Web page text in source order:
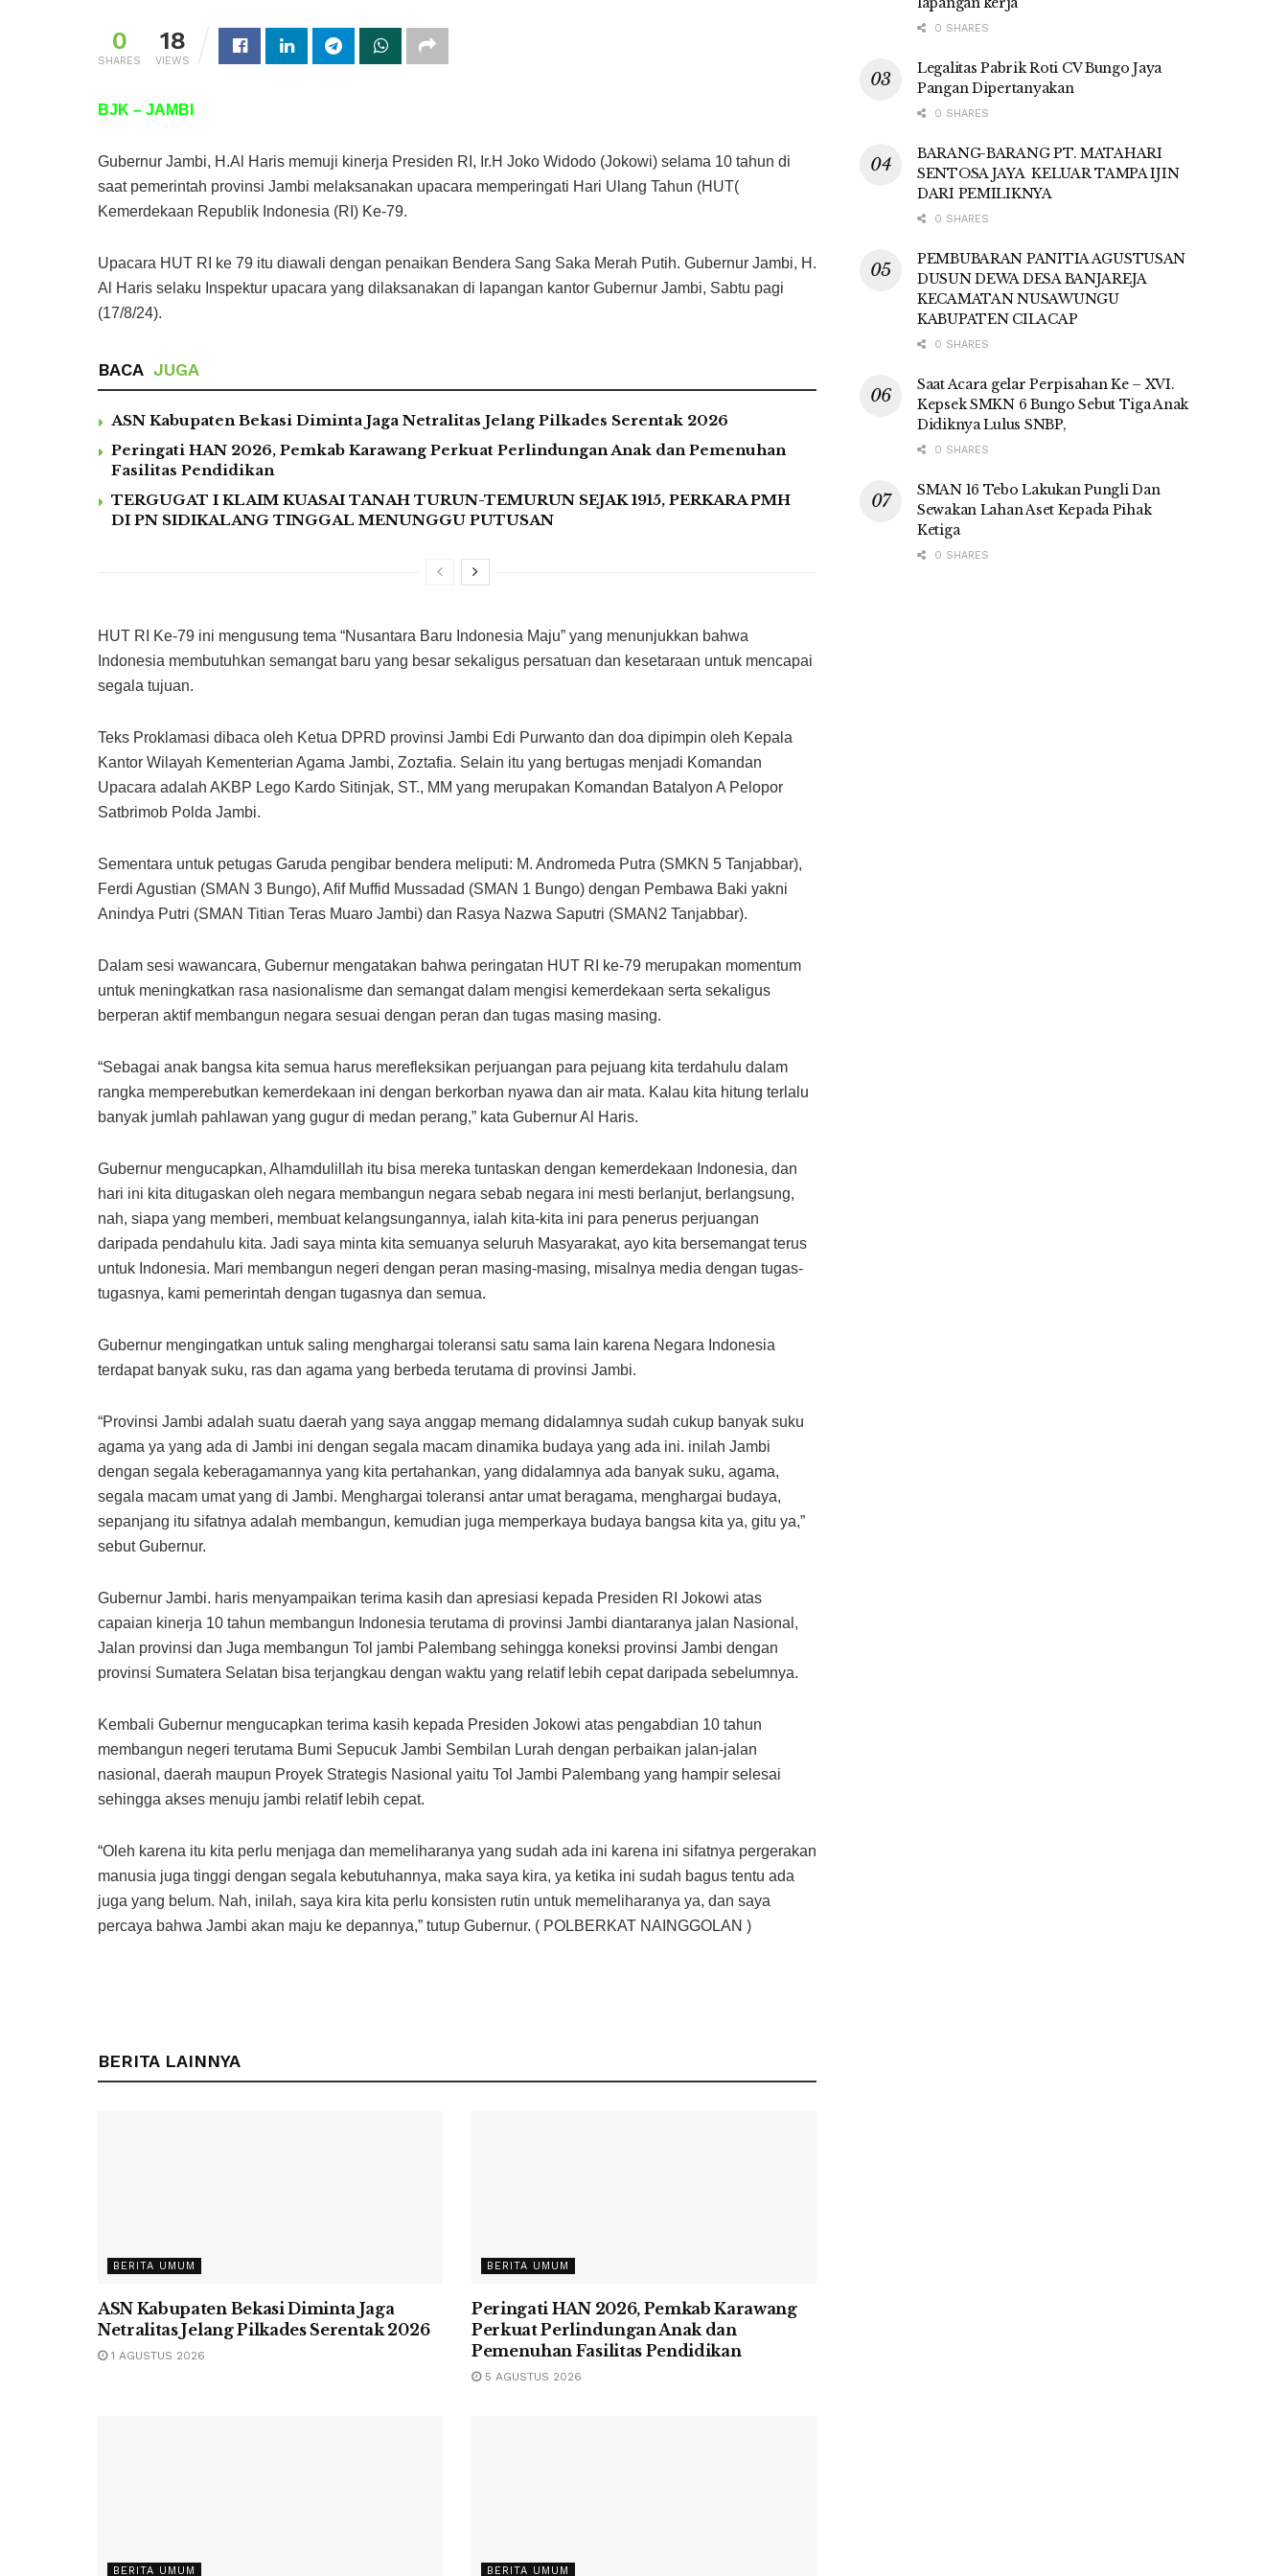
0
SHARES
18
VIEWS
BJK – JAMBI
Gubernur Jambi, H.Al Haris memuji kinerja Presiden RI, Ir.H Joko Widodo (Jokowi) selama 10 tahun di
saat pemerintah provinsi Jambi melaksanakan upacara memperingati Hari Ulang Tahun (HUT(
Kemerdekaan Republik Indonesia (RI) Ke-79.
Upacara HUT RI ke 79 itu diawali dengan penaikan Bendera Sang Saka Merah Putih. Gubernur Jambi, H.
Al Haris selaku Inspektur upacara yang dilaksanakan di lapangan kantor Gubernur Jambi, Sabtu pagi
(17/8/24).
BACA JUGA
ASN Kabupaten Bekasi Diminta Jaga Netralitas Jelang Pilkades Serentak 2026
Peringati HAN 2026, Pemkab Karawang Perkuat Perlindungan Anak dan Pemenuhan
Fasilitas Pendidikan
TERGUGAT I KLAIM KUASAI TANAH TURUN-TEMURUN SEJAK 1915, PERKARA PMH
DI PN SIDIKALANG TINGGAL MENUNGGU PUTUSAN
HUT RI Ke-79 ini mengusung tema “Nusantara Baru Indonesia Maju” yang menunjukkan bahwa
Indonesia membutuhkan semangat baru yang besar sekaligus persatuan dan kesetaraan untuk mencapai
segala tujuan.
Teks Proklamasi dibaca oleh Ketua DPRD provinsi Jambi Edi Purwanto dan doa dipimpin oleh Kepala
Kantor Wilayah Kementerian Agama Jambi, Zoztafia. Selain itu yang bertugas menjadi Komandan
Upacara adalah AKBP Lego Kardo Sitinjak, ST., MM yang merupakan Komandan Batalyon A Pelopor
Satbrimob Polda Jambi.
Sementara untuk petugas Garuda pengibar bendera meliputi: M. Andromeda Putra (SMKN 5 Tanjabbar),
Ferdi Agustian (SMAN 3 Bungo), Afif Muffid Mussadad (SMAN 1 Bungo) dengan Pembawa Baki yakni
Anindya Putri (SMAN Titian Teras Muaro Jambi) dan Rasya Nazwa Saputri (SMAN2 Tanjabbar).
Dalam sesi wawancara, Gubernur mengatakan bahwa peringatan HUT RI ke-79 merupakan momentum
untuk meningkatkan rasa nasionalisme dan semangat dalam mengisi kemerdekaan serta sekaligus
berperan aktif membangun negara sesuai dengan peran dan tugas masing masing.
“Sebagai anak bangsa kita semua harus merefleksikan perjuangan para pejuang kita terdahulu dalam
rangka memperebutkan kemerdekaan ini dengan berkorban nyawa dan air mata. Kalau kita hitung terlalu
banyak jumlah pahlawan yang gugur di medan perang,” kata Gubernur Al Haris.
Gubernur mengucapkan, Alhamdulillah itu bisa mereka tuntaskan dengan kemerdekaan Indonesia, dan
hari ini kita ditugaskan oleh negara membangun negara sebab negara ini mesti berlanjut, berlangsung,
nah, siapa yang memberi, membuat kelangsungannya, ialah kita-kita ini para penerus perjuangan
daripada pendahulu kita. Jadi saya minta kita semuanya seluruh Masyarakat, ayo kita bersemangat terus
untuk Indonesia. Mari membangun negeri dengan peran masing-masing, misalnya media dengan tugas-
tugasnya, kami pemerintah dengan tugasnya dan semua.
Gubernur mengingatkan untuk saling menghargai toleransi satu sama lain karena Negara Indonesia
terdapat banyak suku, ras dan agama yang berbeda terutama di provinsi Jambi.
“Provinsi Jambi adalah suatu daerah yang saya anggap memang didalamnya sudah cukup banyak suku
agama ya yang ada di Jambi ini dengan segala macam dinamika budaya yang ada ini. inilah Jambi
dengan segala keberagamannya yang kita pertahankan, yang didalamnya ada banyak suku, agama,
segala macam umat yang di Jambi. Menghargai toleransi antar umat beragama, menghargai budaya,
sepanjang itu sifatnya adalah membangun, kemudian juga memperkaya budaya bangsa kita ya, gitu ya,”
sebut Gubernur.
Gubernur Jambi. haris menyampaikan terima kasih dan apresiasi kepada Presiden RI Jokowi atas
capaian kinerja 10 tahun membangun Indonesia terutama di provinsi Jambi diantaranya jalan Nasional,
Jalan provinsi dan Juga membangun Tol jambi Palembang sehingga koneksi provinsi Jambi dengan
provinsi Sumatera Selatan bisa terjangkau dengan waktu yang relatif lebih cepat daripada sebelumnya.
Kembali Gubernur mengucapkan terima kasih kepada Presiden Jokowi atas pengabdian 10 tahun
membangun negeri terutama Bumi Sepucuk Jambi Sembilan Lurah dengan perbaikan jalan-jalan
nasional, daerah maupun Proyek Strategis Nasional yaitu Tol Jambi Palembang yang hampir selesai
sehingga akses menuju jambi relatif lebih cepat.
“Oleh karena itu kita perlu menjaga dan memeliharanya yang sudah ada ini karena ini sifatnya pergerakan
manusia juga tinggi dengan segala kebutuhannya, maka saya kira, ya ketika ini sudah bagus tentu ada
juga yang belum. Nah, inilah, saya kira kita perlu konsisten rutin untuk memeliharanya ya, dan saya
percaya bahwa Jambi akan maju ke depannya,” tutup Gubernur. ( POLBERKAT NAINGGOLAN )
BERITA LAINNYA
BERITA UMUM
ASN Kabupaten Bekasi Diminta Jaga
Netralitas Jelang Pilkades Serentak 2026
1 AGUSTUS 2026
BERITA UMUM
Peringati HAN 2026, Pemkab Karawang
Perkuat Perlindungan Anak dan
Pemenuhan Fasilitas Pendidikan
5 AGUSTUS 2026
BERITA UMUM BERITA UMUM
0 SHARES
Legalitas Pabrik Roti CV Bungo Jaya
Pangan Dipertanyakan
0 SHARES
BARANG-BARANG PT. MATAHARI
SENTOSA JAYA KELUAR TAMPA IJIN
DARI PEMILIKNYA
0 SHARES
PEMBUBARAN PANITIA AGUSTUSAN
DUSUN DEWA DESA BANJAREJA
KECAMATAN NUSAWUNGU
KABUPATEN CILACAP
0 SHARES
Saat Acara gelar Perpisahan Ke – XVI.
Kepsek SMKN 6 Bungo Sebut Tiga Anak
Didiknya Lulus SNBP,
0 SHARES
SMAN 16 Tebo Lakukan Pungli Dan
Sewakan Lahan Aset Kepada Pihak
Ketiga
0 SHARES